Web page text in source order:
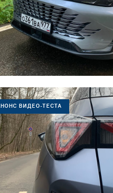
ВИДЕО-ТЕСТА